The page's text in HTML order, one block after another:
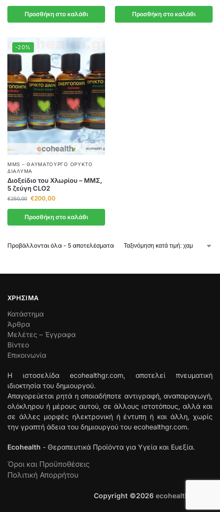
Προσθήκη στο καλάθι Προσθήκη στο καλάθι
-20%
MMS – ΘΑΥΜΑΤΟΥΡΓΌ ΟΡΥΚΤΌ
ΔΙΆΛΥΜΑ
Διοξείδιο του Χλωρίου – ΜΜΣ,
5 ζεύγη CLO2
€250,00 €200,00
Προσθήκη στο καλάθι
Προβάλλονται όλα - 5 αποτελέσματα
ΧΡΉΣΙΜΑ
Κατάστημα
Άρθρα
Μελέτες – Έγγραφα
Βίντεο
Επικοινωνία
Η ιστοσελίδα ecohealthgr.com, αποτελεί πνευματική
ιδιοκτησία του δημιουργού.
Απαγορεύεται ρητά η οποιαδήποτε αντιγραφή, αναπαραγωγή,
ολόκληρου ή μέρους αυτού, σε άλλους ιστοτόπους, αλλά και
σε άλλες μορφές ηλεκτρονική ή έντυπη ή και άλλη, χωρίς
την γραπτή άδεια του δημιουργού του ecohealthgr.com.
Ecohealth - Θεραπευτικά Προϊόντα για Υγεία και Ευεξία.
Όροι και Προϋποθέσεις
Πολιτική Απορρήτου
Copyright ©2026 ecohealthgr.com